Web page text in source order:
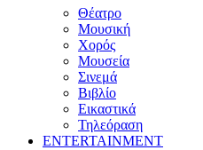
Θέατρο
Μουσική
Χορός
Μουσεία
Σινεμά
Βιβλίο
Εικαστικά
Τηλεόραση
ENTERTAINMENT